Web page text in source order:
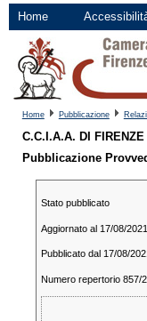
Home
Home Pubblicazione
C.C.I.A.A. DI FIRENZE
Pubblicazione
Stato pubblicato
Aggiornato al 17/08/
Pubblicato dal 17/08/
Numero repertorio 857/